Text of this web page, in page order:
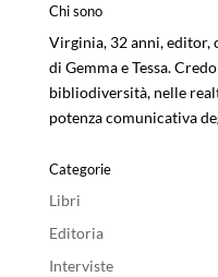
Chi sono
Virginia, 32 anni, editor,
di Gemma e Tessa.
bibliodiversità, nelle
potenza comunicativa
Categorie
Libri
Editoria
Interviste